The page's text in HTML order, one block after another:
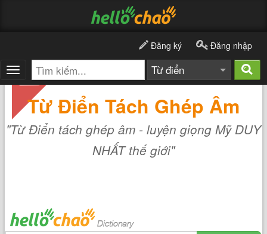
Toggle
navigation
Từ điển
Đăng ký Đăng nhập
Từ Điển Tách Ghép Âm
"Từ Điển tách ghép âm - luyện giọng Mỹ DUY
NHẤT thế giới"